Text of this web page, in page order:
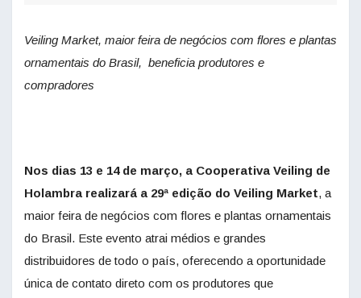
Veiling Market, maior feira de negócios com flores e plantas
ornamentais do Brasil, beneficia produtores e
compradores
Nos dias 13 e 14 de março, a Cooperativa Veiling de
Holambra realizará a 29ª edição do Veiling Market, a
maior feira de negócios com flores e plantas ornamentais
do Brasil. Este evento atrai médios e grandes
distribuidores de todo o país, oferecendo a oportunidade
única de contato direto com os produtores que